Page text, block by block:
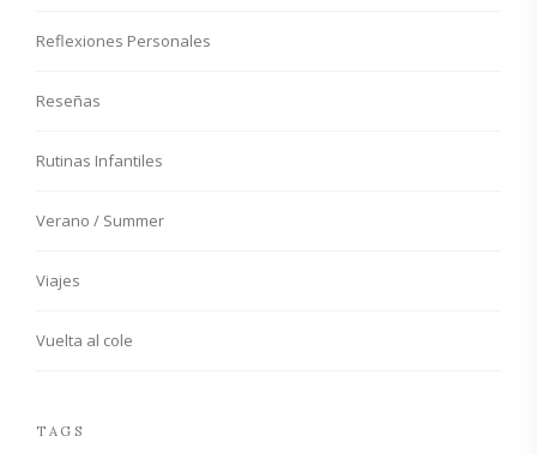
Reflexiones Personales
Reseñas
Rutinas Infantiles
Verano / Summer
Viajes
Vuelta al cole
TAGS